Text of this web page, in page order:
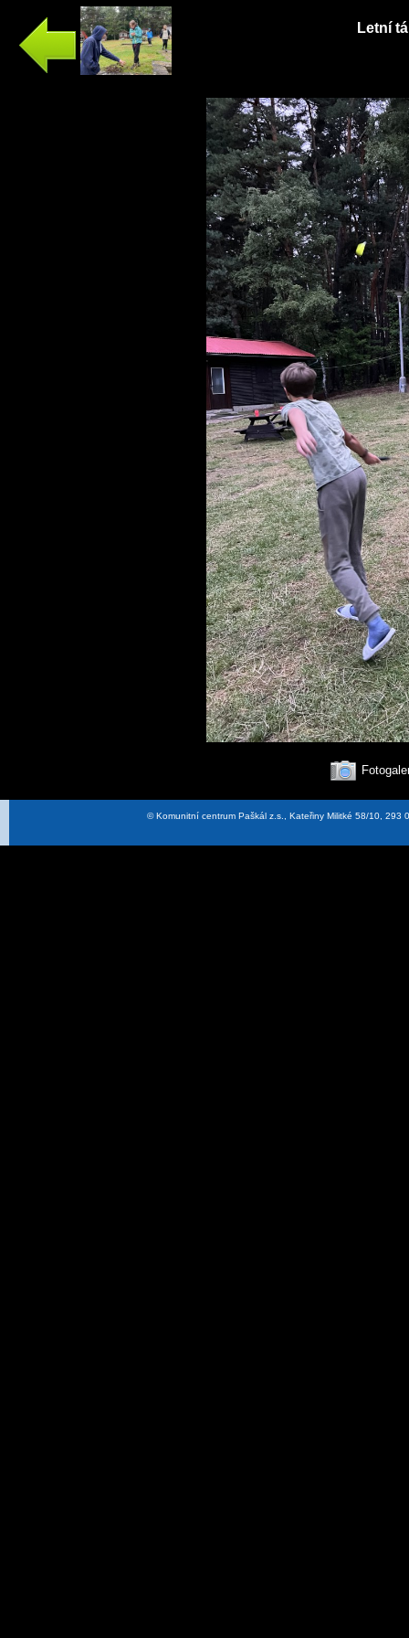
Letní
© Komunitní centrum Paškál z.s., Kateřiny Militké 58/10,